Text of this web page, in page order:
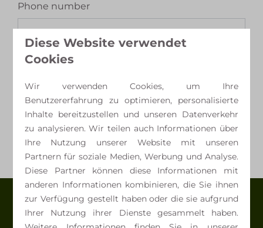
Phone number
Fragen oder KommentareOptional
Ja, ich möchte den Newsletter abonnieren
Nachricht senden
Gesichert durch reCaptcha,Datenschutzbestimmungen und
Servicebedingungen
gelten.
Diese Website verwendet
Cookies
Wir verwenden Cookies, um Ihre
Benutzererfahrung zu optimieren, personalisierte
Inhalte bereitzustellen und unseren Datenverkehr
zu analysieren. Wir teilen auch Informationen über
Ihre Nutzung unserer Website mit unseren
Partnern für soziale Medien, Werbung und Analyse.
Diese Partner können diese Informationen mit
anderen Informationen kombinieren, die Sie ihnen
zur Verfügung gestellt haben oder die sie aufgrund
Ihrer Nutzung ihrer Dienste gesammelt haben.